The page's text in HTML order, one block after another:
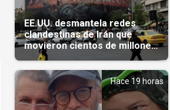
EE.UU. desmantela redes
clandestinas de Irán que
movieron cientos de millones
de dólares
Hace 19 horas